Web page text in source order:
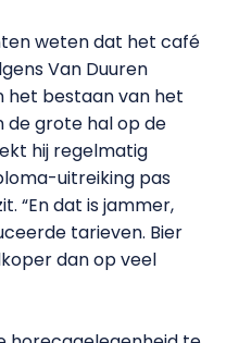
weten dat het café
Van Duuren
het bestaan van het
de grote hal op de
hij regelmatig
uitreiking pas
“En dat is jammer,
tarieven. Bier
dan op veel